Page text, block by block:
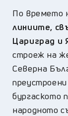
По времето
линиите,
Цариград и
строеж на
Северна
бургаското
народното